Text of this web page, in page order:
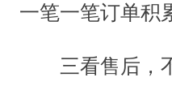
一笔一笔订单积
三看售后，